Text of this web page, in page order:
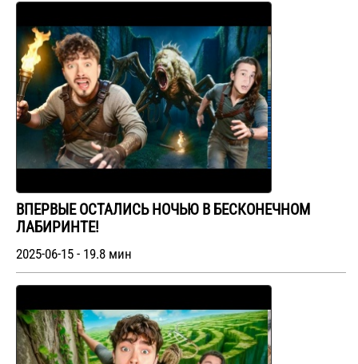
ВПЕРВЫЕ ОСТАЛИСЬ НОЧЬЮ В БЕСКОНЕЧНОМ
ЛАБИРИНТЕ!
2025-06-15 - 19.8 мин